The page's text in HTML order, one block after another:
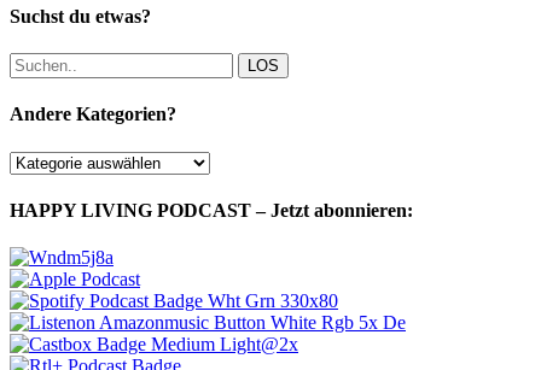
Suchst du etwas?
LOS
Andere Kategorien?
Andere
HAPPY LIVING PODCAST – Jetzt abonnieren: